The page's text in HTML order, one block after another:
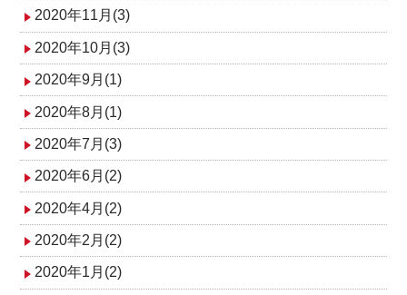
2020年11月(3)
2020年10月(3)
2020年9月(1)
2020年8月(1)
2020年7月(3)
2020年6月(2)
2020年4月(2)
2020年2月(2)
2020年1月(2)